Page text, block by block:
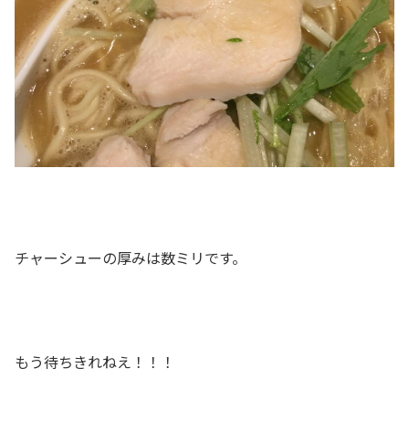
チャーシューの厚みは数ミリです。
もう待ちきれねえ！！！